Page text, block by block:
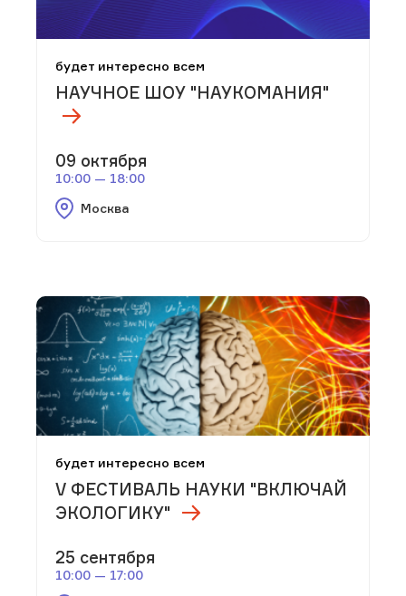
будет интересно всем
НАУЧНОЕ ШОУ "НАУКОМАНИЯ"
09 октября
10:00 — 18:00
Москва
будет интересно всем
V ФЕСТИВАЛЬ НАУКИ "ВКЛЮЧАЙ
ЭКОЛОГИКУ"
25 сентября
10:00 — 17:00